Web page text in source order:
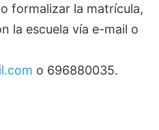
formalizar la matrícula,
la escuela vía e-mail o
o 696880035.